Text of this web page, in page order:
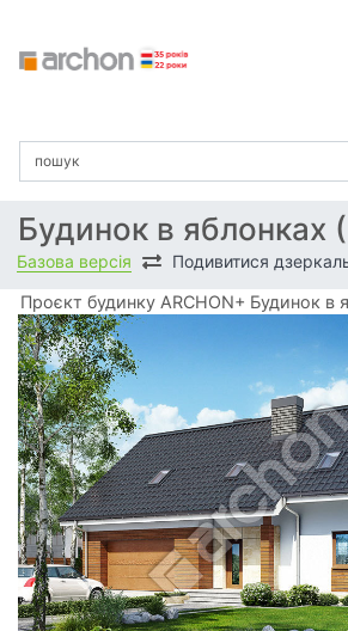
Будинок в яблонках
Базова версія Подивитися
Проєкт будинку ARCHON+ Будинок в